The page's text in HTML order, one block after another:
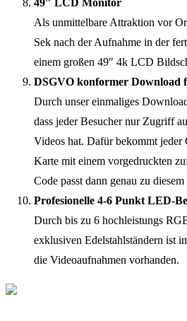
49″ LCD Monitor
Als unmittelbare Attraktion vor
Sek nach der Aufnahme in der
einem großen 49″ 4k LCD
DSGVO konformer Download
Durch unser einmaliges
dass jeder Besucher nur Zugriff
Videos hat. Dafür bekommt jeder
Karte mit einem vorgedruckten
Code passt dann genau zu
Profesionelle 4-6 Punkt LED-
Durch bis zu 6 hochleistungs
exklusiven Edelstahlständern ist
die Videoaufnahmen vorhanden.